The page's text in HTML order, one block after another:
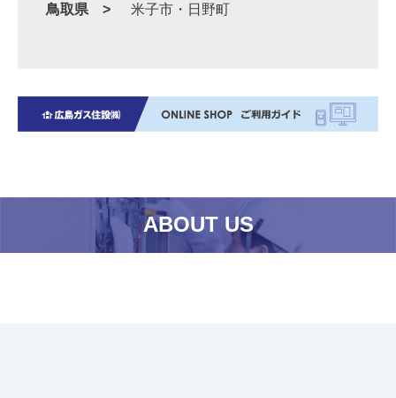
鳥取県 米子市・日野町
ABOUT US